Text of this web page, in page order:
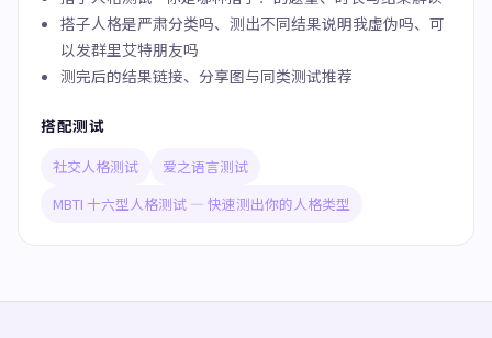
搭子人格是严肃分类吗、测出不同结果说明我虚伪吗、可
以发群里艾特朋友吗
测完后的结果链接、分享图与同类测试推荐
搭配测试
社交人格测试
爱之语言测试
MBTI 十六型人格测试 — 快速测出你的人格类型